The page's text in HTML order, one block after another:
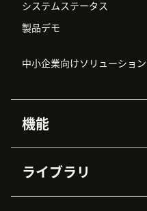
システムステータス
製品デモ
中小企業向けソリューション
機能
Zendesk AI
高度なデータプライバシーと
ライブラリ